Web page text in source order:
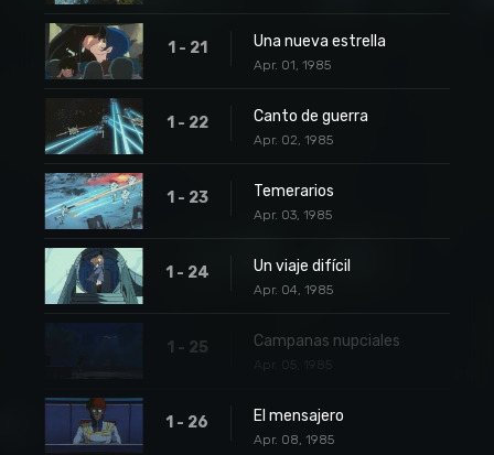
1 - 21 Una nueva estrella
Apr. 01, 1985
1 - 22 Canto de guerra
Apr. 02, 1985
1 - 23 Temerarios
Apr. 03, 1985
1 - 24 Un viaje difícil
Apr. 04, 1985
1 - 25 Campanas nupciales
Apr. 05, 1985
1 - 26 El mensajero
Apr. 08, 1985